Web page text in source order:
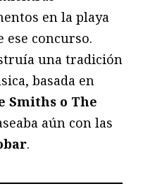
en la playa
ese concurso.
una tradición
basada en
Smiths o The
aún con las
.